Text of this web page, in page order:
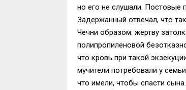
но его не слушали. Постовые
Задержанный отвечал, что
Чечни образом: жертву
полипропиленовой
что кровь при такой
мучители потребовали у
что имели, чтобы спасти